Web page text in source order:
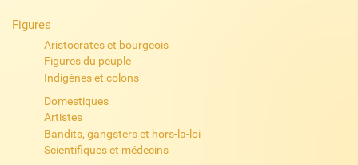
Figures
Aristocrates et bourgeois
Figures du peuple
Indigènes et colons
Domestiques
Artistes
Bandits, gangsters et hors-la-loi
Scientifiques et médecins